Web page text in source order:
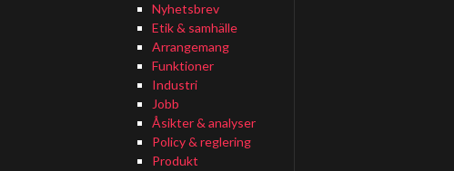
Nyhetsbrev
Etik & samhälle
Arrangemang
Funktioner
Industri
Jobb
Åsikter & analyser
Policy & reglering
Produkt